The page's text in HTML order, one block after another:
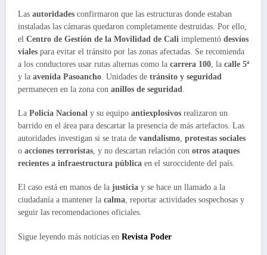
Las autoridades confirmaron que las estructuras donde estaban
instaladas las cámaras quedaron completamente destruidas. Por ello,
el Centro de Gestión de la Movilidad de Cali implementó desvíos
viales para evitar el tránsito por las zonas afectadas. Se recomienda
a los conductores usar rutas alternas como la carrera 100, la calle 5ª
y la avenida Pasoancho. Unidades de tránsito y seguridad
permanecen en la zona con anillos de seguridad.
La Policía Nacional y su equipo antiexplosivos realizaron un
barrido en el área para descartar la presencia de más artefactos. Las
autoridades investigan si se trata de vandalismo, protestas sociales
o acciones terroristas, y no descartan relación con otros ataques
recientes a infraestructura pública en el suroccidente del país.
El caso está en manos de la justicia y se hace un llamado a la
ciudadanía a mantener la calma, reportar actividades sospechosas y
seguir las recomendaciones oficiales.
Sigue leyendo más noticias en Revista Poder